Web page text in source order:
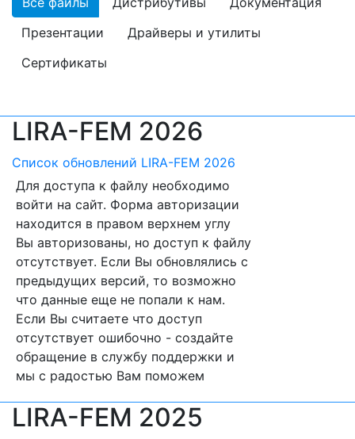
Презентации
Драйверы и утилиты
Сертификаты
LIRA-FEM 2026
Список обновлений LIRA-FEM 2026
Для доступа к файлу необходимо
войти на сайт. Форма авторизации
находится в правом верхнем углу
Вы авторизованы, но доступ к файлу
отсутствует. Если Вы обновлялись с
предыдущих версий, то возможно
что данные еще не попали к нам.
Если Вы считаете что доступ
отсутствует ошибочно - создайте
обращение в службу поддержки и
мы с радостью Вам поможем
LIRA-FEM 2025